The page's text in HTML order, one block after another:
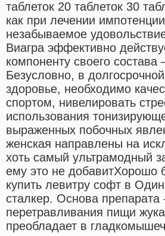
таблеток 20 таблеток 30
как при лечении
незабываемое
Виагра эффективно
компоненту своего
Безусловно, в
здоровье, необходимо
спортом, нивелировать
использования
выраженных побочных
женская направлены на
хоть самый ультрамодный
ему это не добавитХорошо
купить левитру софт в
сталкер. Основа препарата
перетравливания пищи
преобладает в